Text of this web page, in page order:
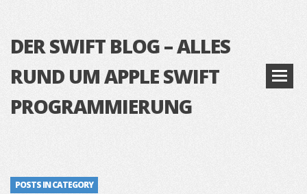
DER SWIFT BLOG – ALLES
RUND UM APPLE SWIFT
PROGRAMMIERUNG
POSTS IN CATEGORY